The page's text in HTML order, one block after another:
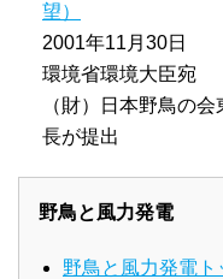
望）
2001年11月30日
環境省環境大臣宛
（財）日本野鳥の
長が提出
野鳥と風力発電
野鳥と風力発電ト